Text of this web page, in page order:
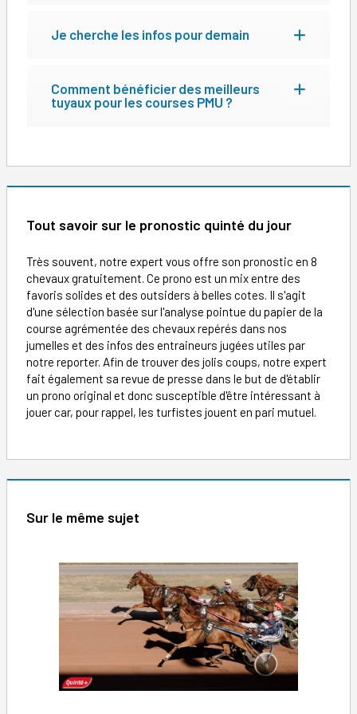
Je cherche les infos pour demain
Comment bénéficier des meilleurs
tuyaux pour les courses PMU ?
Tout savoir sur le pronostic quinté du jour
Très souvent, notre expert vous offre son pronostic en 8
chevaux gratuitement. Ce prono est un mix entre des
favoris solides et des outsiders à belles cotes. Il s'agit
d'une sélection basée sur l'analyse pointue du papier de la
course agrémentée des chevaux repérés dans nos
jumelles et des infos des entraineurs jugées utiles par
notre reporter. Afin de trouver des jolis coups, notre expert
fait également sa revue de presse dans le but de d'établir
un prono original et donc susceptible d'être intéressant à
jouer car, pour rappel, les turfistes jouent en pari mutuel.
Sur le même sujet